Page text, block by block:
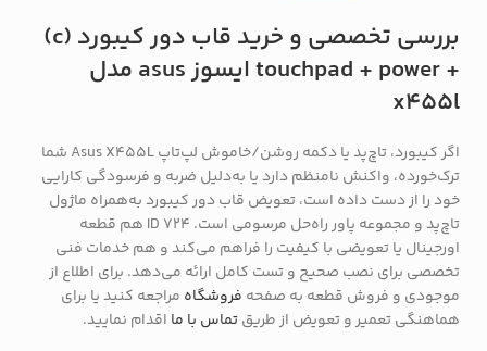
بررسی تخصصی و خرید قاب دور کیبورد (c)
+ touchpad + power ایسوز asus مدل
x455l
اگر کیبورد، تاچ‌پد یا دکمه روشن/خاموش لپ‌تاپ Asus X455L شما
ترک‌خورده، واکنش نامنظم دارد یا به‌دلیل ضربه و فرسودگی کارایی
خود را از دست داده است، تعویض قاب دور کیبورد به‌همراه ماژول
تاچ‌پد و مجموعه پاور راه‌حل مرسومی است. ID 724 هم قطعه
اورجینال یا تعویضی با کیفیت را فراهم می‌کند و هم خدمات فنی
تخصصی برای نصب صحیح و تست کامل ارائه می‌دهد. برای اطلاع از
موجودی و فروش قطعه به صفحه فروشگاه مراجعه کنید یا برای
هماهنگی تعمیر و تعویض از طریقتماس با ما اقدام نمایید.